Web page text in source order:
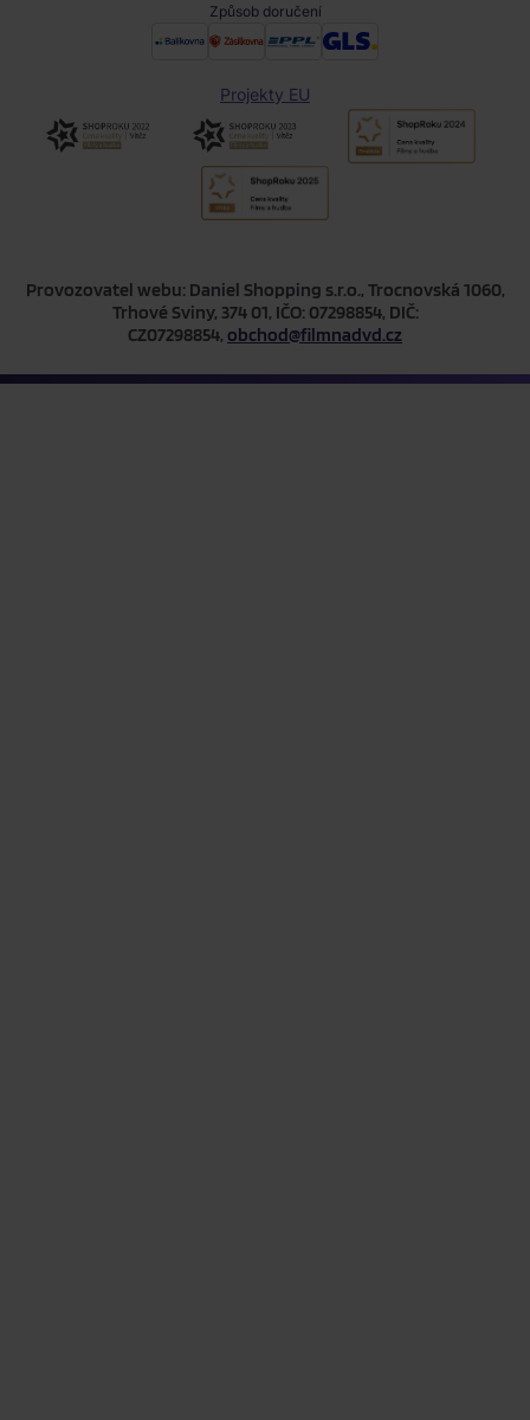
Způsob doručení
Projekty EU
Provozovatel webu: Daniel Shopping s.r.o., Trocnovská 1060,
Trhové Sviny, 374 01, IČO: 07298854, DIČ:
CZ07298854, obchod@filmnadvd.cz